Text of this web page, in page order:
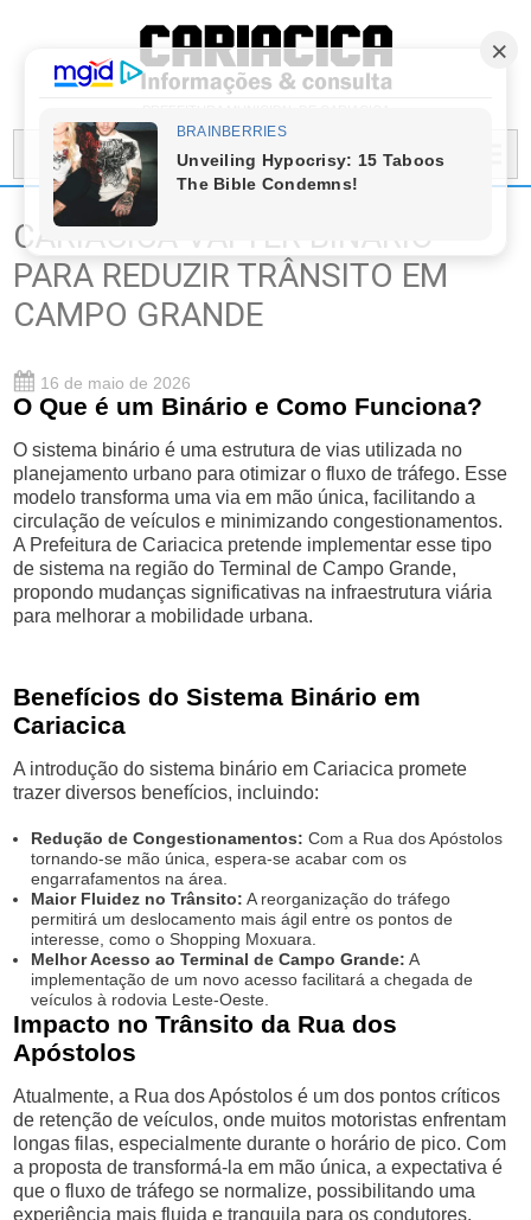
MENU...
CARIACICA VAI TER BINÁRIO
PARA REDUZIR TRÂNSITO EM
CAMPO GRANDE
16 de maio de 2026
O Que é um Binário e Como Funciona?
O sistema binário é uma estrutura de vias utilizada no
planejamento urbano para otimizar o fluxo de tráfego. Esse
modelo transforma uma via em mão única, facilitando a
circulação de veículos e minimizando congestionamentos.
A Prefeitura de Cariacica pretende implementar esse tipo
de sistema na região do Terminal de Campo Grande,
propondo mudanças significativas na infraestrutura viária
para melhorar a mobilidade urbana.
Benefícios do Sistema Binário em
Cariacica
A introdução do sistema binário em Cariacica promete
trazer diversos benefícios, incluindo:
Redução de Congestionamentos: Com a Rua dos Apóstolos
tornando-se mão única, espera-se acabar com os
engarrafamentos na área.
Maior Fluidez no Trânsito: A reorganização do tráfego
permitirá um deslocamento mais ágil entre os pontos de
interesse, como o Shopping Moxuara.
Melhor Acesso ao Terminal de Campo Grande: A
implementação de um novo acesso facilitará a chegada de
veículos à rodovia Leste-Oeste.
Impacto no Trânsito da Rua dos
Apóstolos
Atualmente, a Rua dos Apóstolos é um dos pontos críticos
de retenção de veículos, onde muitos motoristas enfrentam
longas filas, especialmente durante o horário de pico. Com
a proposta de transformá-la em mão única, a expectativa é
que o fluxo de tráfego se normalize, possibilitando uma
experiência mais fluida e tranquila para os condutores.